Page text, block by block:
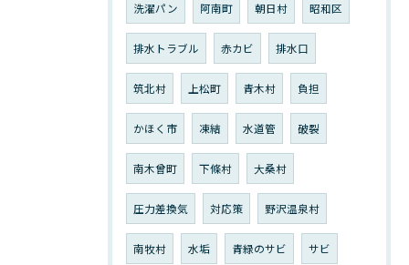
洗濯パン 阿南町 朝日村 昭和区
排水トラブル 赤カビ 排水口
筑北村 上松町 青木村 負担
かほく市 凍結 水道管 破裂
南木曾町 下條村 大桑村
圧力差換気 対応策 野沢温泉村
南牧村 水垢 青緑のサビ サビ